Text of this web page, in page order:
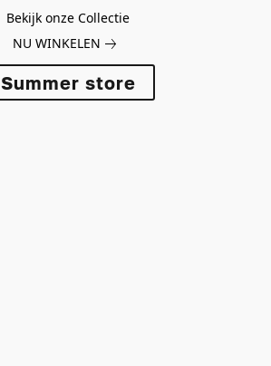
Bekijk onze Collectie
NU WINKELEN
Summer store